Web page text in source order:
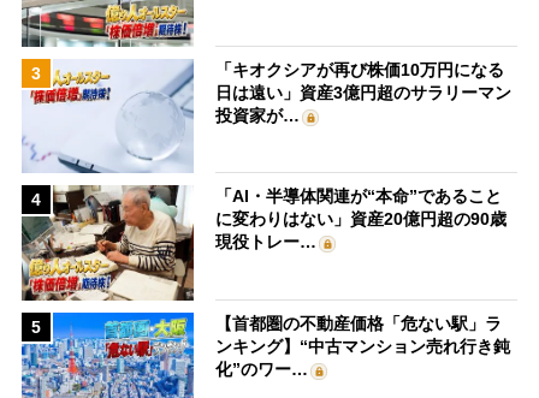
3
「キオクシアが再び株価10万円になる
日は遠い」資産3億円超のサラリーマン
投資家が…
4
「AI・半導体関連が“本命”であること
に変わりはない」資産20億円超の90歳
現役トレー…
5
【首都圏の不動産価格「危ない駅」ラ
ンキング】“中古マンション売れ行き鈍
化”のワー…